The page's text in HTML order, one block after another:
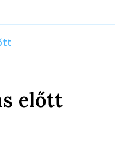
Tappancs
előtt